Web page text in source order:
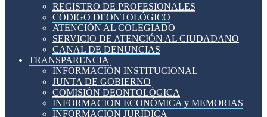
REGISTRO DE PROFESIONALES
CÓDIGO DEONTOLÓGICO
ATENCIÓN AL COLEGIADO
SERVICIO DE ATENCIÓN AL CIUDADANO
CANAL DE DENUNCIAS
TRANSPARENCIA
INFORMACIÓN INSTITUCIONAL
JUNTA DE GOBIERNO
COMISIÓN DEONTOLÓGICA
INFORMACIÓN ECONÓMICA y MEMORIAS
INFORMACIÓN JURÍDICA